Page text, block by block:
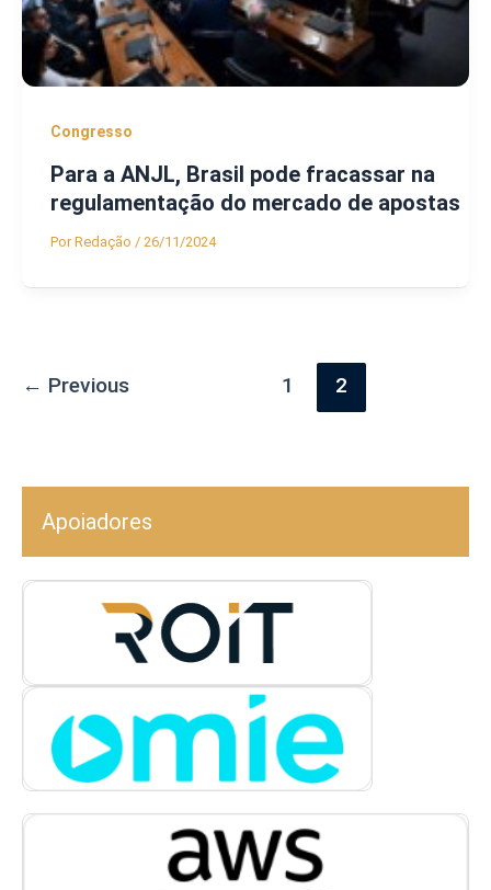
Congresso
Para a ANJL, Brasil pode fracassar na
regulamentação do mercado de apostas
PorRedação / 26/11/2024
← Previous 1 2
Apoiadores